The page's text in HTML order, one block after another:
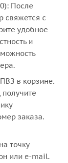
После
свяжется с
удобное
и
в корзине.
заказа.
точку
или e-mail.